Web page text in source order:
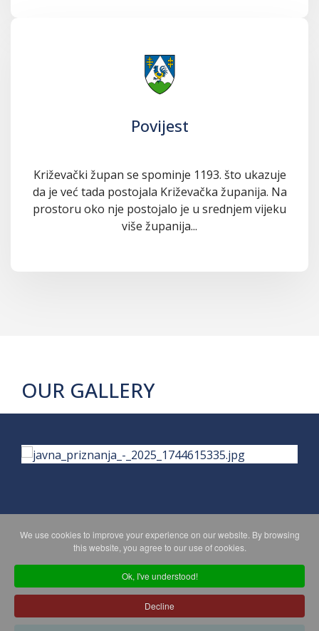
Povijest
Križevački župan se spominje 1193. što ukazuje
da je već tada postojala Križevačka županija. Na
prostoru oko nje postojalo je u srednjem vijeku
više županija...
OUR GALLERY
PRIVACY POLICY MAPA WEBA
Copyright © 2026 Koprivničko - križevačka županija. All Rights
Reserved.
We use cookies to improve your experience on our website. By browsing
this website, you agree to our use of cookies.
Ok, I've understood!
Decline